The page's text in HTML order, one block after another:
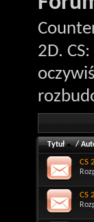
2D.
Tytuł /
CS
CS